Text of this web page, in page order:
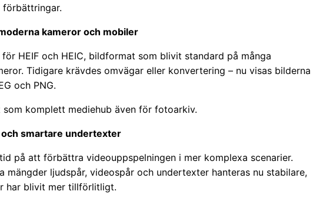
kameror och mobiler
HEIF och HEIC, bildformat som blivit standard på många
Tidigare krävdes omvägar eller konvertering – nu visas bilderna
och PNG.
komplett mediehub även för fotoarkiv.
smartare undertexter
på att förbättra videouppspelningen i mer komplexa scenarier.
mängder ljudspår, videospår och undertexter hanteras nu stabilare,
har blivit mer tillförlitligt.